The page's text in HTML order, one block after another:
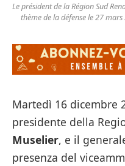
Le président de la Région Sud
thème de la défense le 27 mars
Martedì 16 dicembre
presidente della
Muselier, e il
presenza del